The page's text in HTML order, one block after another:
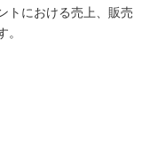
トにおける売上、販売